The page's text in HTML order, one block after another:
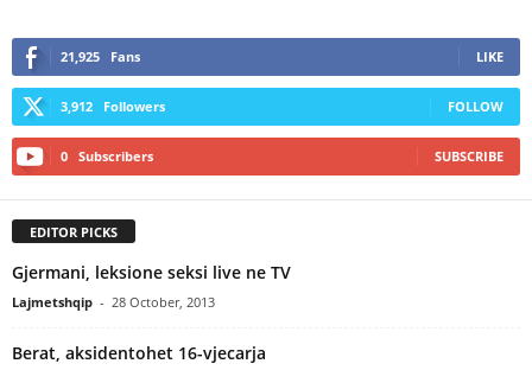
21,925 Fans LIKE
3,912 Followers FOLLOW
0 Subscribers SUBSCRIBE
EDITOR PICKS
Gjermani, leksione seksi live ne TV
Lajmetshqip - 28 October, 2013
Berat, aksidentohet 16-vjecarja